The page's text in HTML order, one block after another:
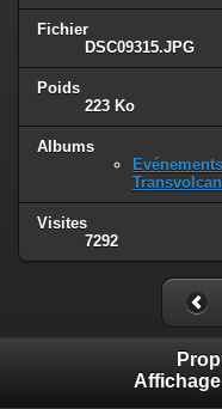
Fichier
DSC09315.JPG
Poids
223 Ko
Albums
Visites
7292